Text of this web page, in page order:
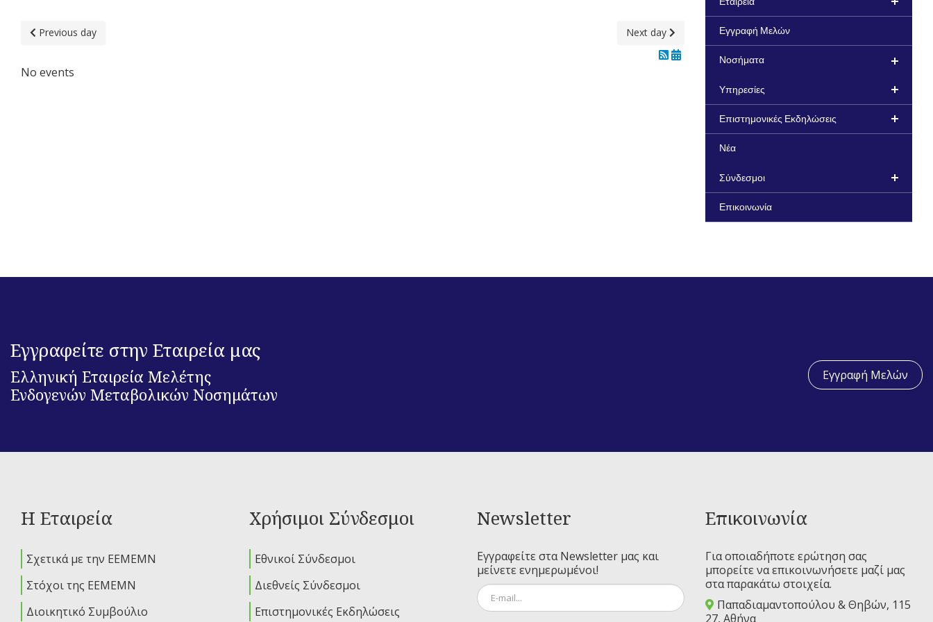
Previous day Next day
No events
Εγγραφή Μελών
Νοσήματα
Υπηρεσίες
Επιστημονικές Εκδηλώσεις
Νέα
Σύνδεσμοι
Επικοινωνία
Εγγραφείτε στην Εταιρεία μας
Ελληνική Εταιρεία Μελέτης
Ενδογενών Μεταβολικών Νοσημάτων
Εγγραφή Μελών
Η Εταιρεία
Σχετικά με την ΕΕΜΕΜΝ
Στόχοι της ΕΕΜΕΜΝ
Διοικητικό Συμβούλιο
Χρήσιμοι Σύνδεσμοι
Εθνικοί Σύνδεσμοι
Διεθνείς Σύνδεσμοι
Επιστημονικές Εκδηλώσεις
Newsletter
Εγγραφείτε στα Newsletter μας και
μείνετε ενημερωμένοι!
Επικοινωνία
Για οποιαδήποτε ερώτηση σας
μπορείτε να επικοινωνήσετε μαζί μας
στα παρακάτω στοιχεία.
Παπαδιαμαντοπούλου & Θηβών, 115
27, Αθήνα